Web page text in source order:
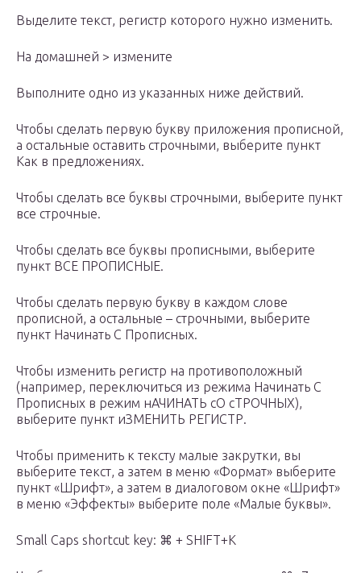
Выделите текст, регистр которого нужно изменить.
На домашней > измените
Выполните одно из указанных ниже действий.
Чтобы сделать первую букву приложения прописной,
а остальные оставить строчными, выберите пункт
Как в предложениях.
Чтобы сделать все буквы строчными, выберите пункт
все строчные.
Чтобы сделать все буквы прописными, выберите
пункт ВСЕ ПРОПИСНЫЕ.
Чтобы сделать первую букву в каждом слове
прописной, а остальные – строчными, выберите
пункт Начинать С Прописных.
Чтобы изменить регистр на противоположный
(например, переключиться из режима Начинать С
Прописных в режим нАЧИНАТЬ сО сТРОЧНЫХ),
выберите пункт иЗМЕНИТЬ РЕГИСТР.
Чтобы применить к тексту малые закрутки, вы
выберите текст, а затем в меню «Формат» выберите
пункт «Шрифт», а затем в диалоговом окне «Шрифт»
в меню «Эффекты» выберите поле «Малые буквы».
Small Caps shortcut key: ⌘ + SHIFT+K